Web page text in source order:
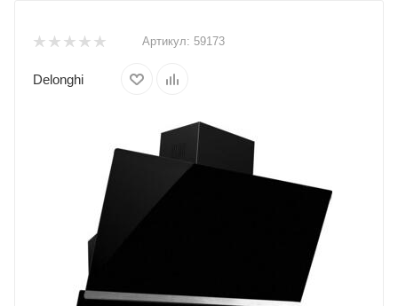
Артикул: 59173
Delonghi